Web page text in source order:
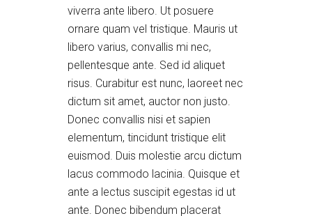
viverra ante libero. Ut posuere
ornare quam vel tristique. Mauris ut
libero varius, convallis mi nec,
pellentesque ante. Sed id aliquet
risus. Curabitur est nunc, laoreet nec
dictum sit amet, auctor non justo.
Donec convallis nisi et sapien
elementum, tincidunt tristique elit
euismod. Duis molestie arcu dictum
lacus commodo lacinia. Quisque et
ante a lectus suscipit egestas id ut
ante. Donec bibendum placerat